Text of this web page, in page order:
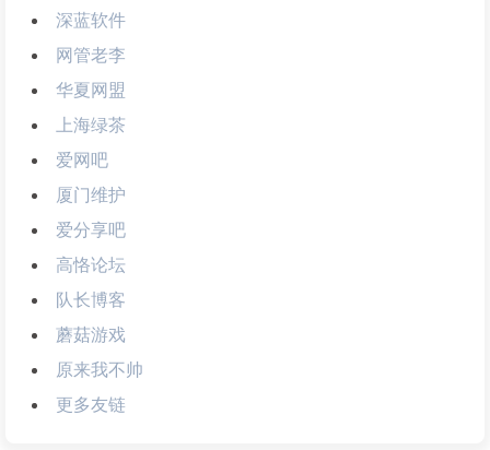
深蓝软件
网管老李
华夏网盟
上海绿茶
爱网吧
厦门维护
爱分享吧
高恪论坛
队长博客
蘑菇游戏
原来我不帅
更多友链